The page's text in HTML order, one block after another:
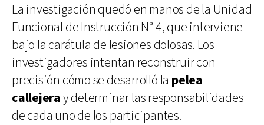
La investigación quedó en manos de la Unidad
Funcional de Instrucción N° 4, que interviene
bajo la carátula de lesiones dolosas. Los
investigadores intentan reconstruir con
precisión cómo se desarrolló la pelea
callejeray determinar las responsabilidades
de cada uno de los participantes.